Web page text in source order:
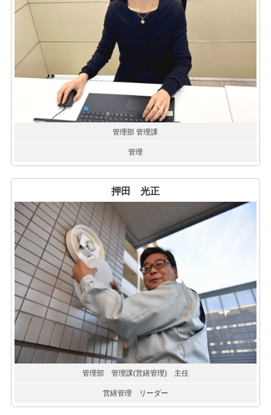
管理部 管理課
管理
押田 光正
管理部 管理課(営繕管理) 主任
営繕管理 リーダー